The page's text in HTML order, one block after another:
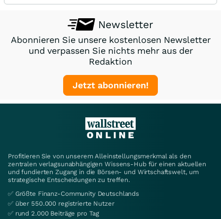
Newsletter
Abonnieren Sie unsere kostenlosen Newsletter
und verpassen Sie nichts mehr aus der
Redaktion
Jetzt abonnieren!
Profitieren Sie von unserem Alleinstellungsmerkmal als den
zentralen verlagsunabhängigen Wissens-Hub für einen aktuellen
und fundierten Zugang in die Börsen- und Wirtschaftswelt, um
strategische Entscheidungen zu treffen.
✅ Größte Finanz-Community Deutschlands
✅ über 550.000 registrierte Nutzer
✅ rund 2.000 Beiträge pro Tag